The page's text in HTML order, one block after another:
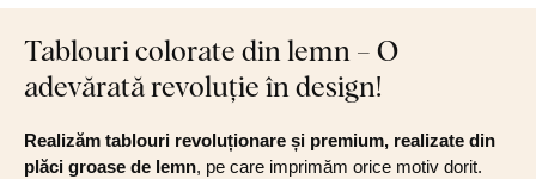
Tablouri colorate din lemn – O
adevărată revoluție în design!
Realizăm tablouri revoluționare și premium, realizate din
plăci groase de lemn, pe care imprimăm orice motiv dorit.